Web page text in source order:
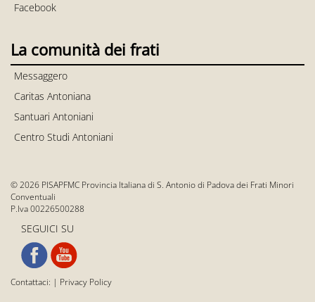
Facebook
La comunità dei frati
Messaggero
Caritas Antoniana
Santuari Antoniani
Centro Studi Antoniani
© 2026 PISAPFMC Provincia Italiana di S. Antonio di Padova dei Frati Minori
Conventuali
P.Iva 00226500288
SEGUICI SU
Contattaci: | Privacy Policy